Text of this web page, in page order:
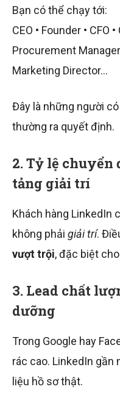
Bạn có thể chạy tới:
CEO • Founder • CFO
Procurement
Marketing Director…
Đây là những người
thường ra quyết định.
2. Tỷ lệ chuyển
tảng giải trí
Khách hàng LinkedIn
không phải giải trí.
vượt trội, đặc biệt
3. Lead chất
dưỡng
Trong Google hay
rác cao. LinkedIn gần
liệu hồ sơ thật.